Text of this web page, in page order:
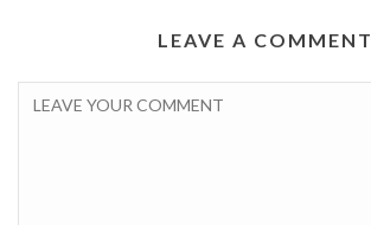
LEAVE A COMMENT